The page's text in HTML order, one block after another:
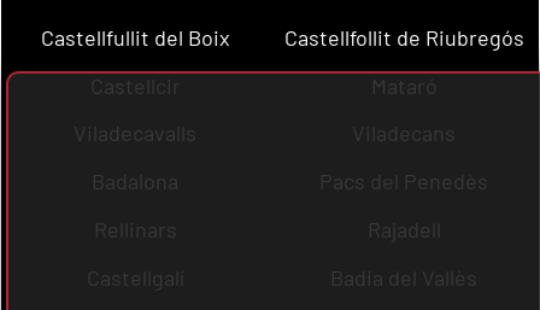
Castellfullit del Boix
Castellfollit de Riubregós
Castellcir
Mataró
Viladecavalls
Viladecans
Badalona
Pacs del Penedès
Rellinars
Rajadell
Castellgalí
Badia del Vallès